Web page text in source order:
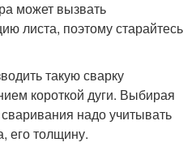
может вызвать
листа, поэтому старайтесь
такую сварку
короткой дуги. Выбирая
надо учитывать
его толщину.